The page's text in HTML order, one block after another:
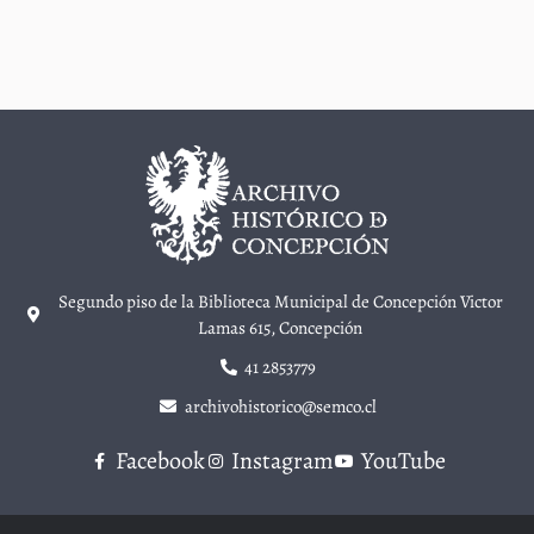
Segundo piso de la Biblioteca Municipal de Concepción Victor
Lamas 615, Concepción
41 2853779
archivohistorico@semco.cl
Facebook Instagram YouTube